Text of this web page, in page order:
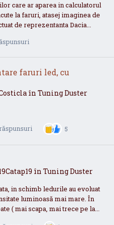
care ar aparea in calculatorul
la faruri, atasej imaginea de
de reprezentanta Dacia...
faruri led, cu
în Tuning Duster
5
în Tuning Duster
in schimb ledurile au evoluat
luminoasă mai mare. În
( mai scapa, mai trece pe la...